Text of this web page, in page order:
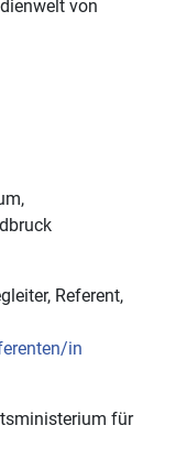
von
Referent,
in
für